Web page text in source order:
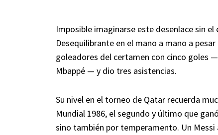
Imposible imaginarse este desenlace sin
Desequilibrante en el mano a mano a
goleadores del certamen con cinco goles
Mbappé — y dio tres asistencias.
Su nivel en el torneo de Qatar recuerda
Mundial 1986, el segundo y último que
sino también por temperamento. Un